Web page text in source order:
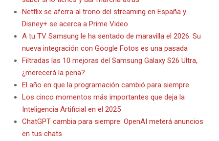
Netflix se aferra al trono del streaming en España y
Disney+ se acerca a Prime Video
A tu TV Samsung le ha sentado de maravilla el 2026. Su
nueva integración con Google Fotos es una pasada
Filtradas las 10 mejoras del Samsung Galaxy S26 Ultra,
¿merecerá la pena?
El año en que la programación cambió para siempre
Los cinco momentos más importantes que deja la
Inteligencia Artificial en el 2025
ChatGPT cambia para siempre: OpenAI meterá anuncios
en tus chats